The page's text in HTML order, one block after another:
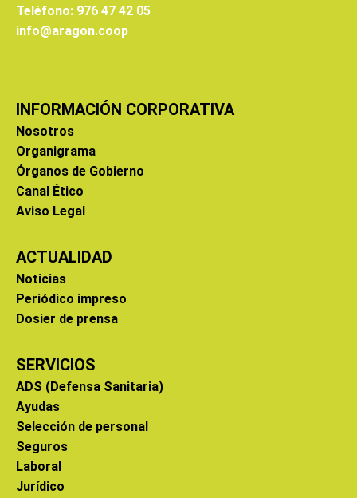
Teléfono: 976 47 42 05
info@aragon.coop
INFORMACIÓN CORPORATIVA
Nosotros
Organigrama
Órganos de Gobierno
Canal Ético
Aviso Legal
ACTUALIDAD
Noticias
Periódico impreso
Dosier de prensa
SERVICIOS
ADS (Defensa Sanitaria)
Ayudas
Selección de personal
Seguros
Laboral
Jurídico